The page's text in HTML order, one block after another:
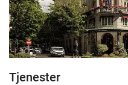
Tjenester